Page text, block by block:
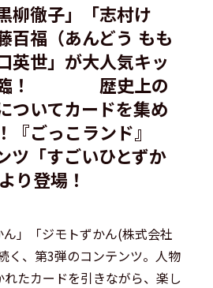
柳徹子」「志村け
福（あんどう もも
英世」が大人気キッ
臨！ 歴史上の
ついてカードを集め
『ごっこランド』
ツ「すごいひとずか
り登場！
ん」「ジモトずかん(株式会社
く、第3弾のコンテンツ。人物
たカードを引きながら、楽し